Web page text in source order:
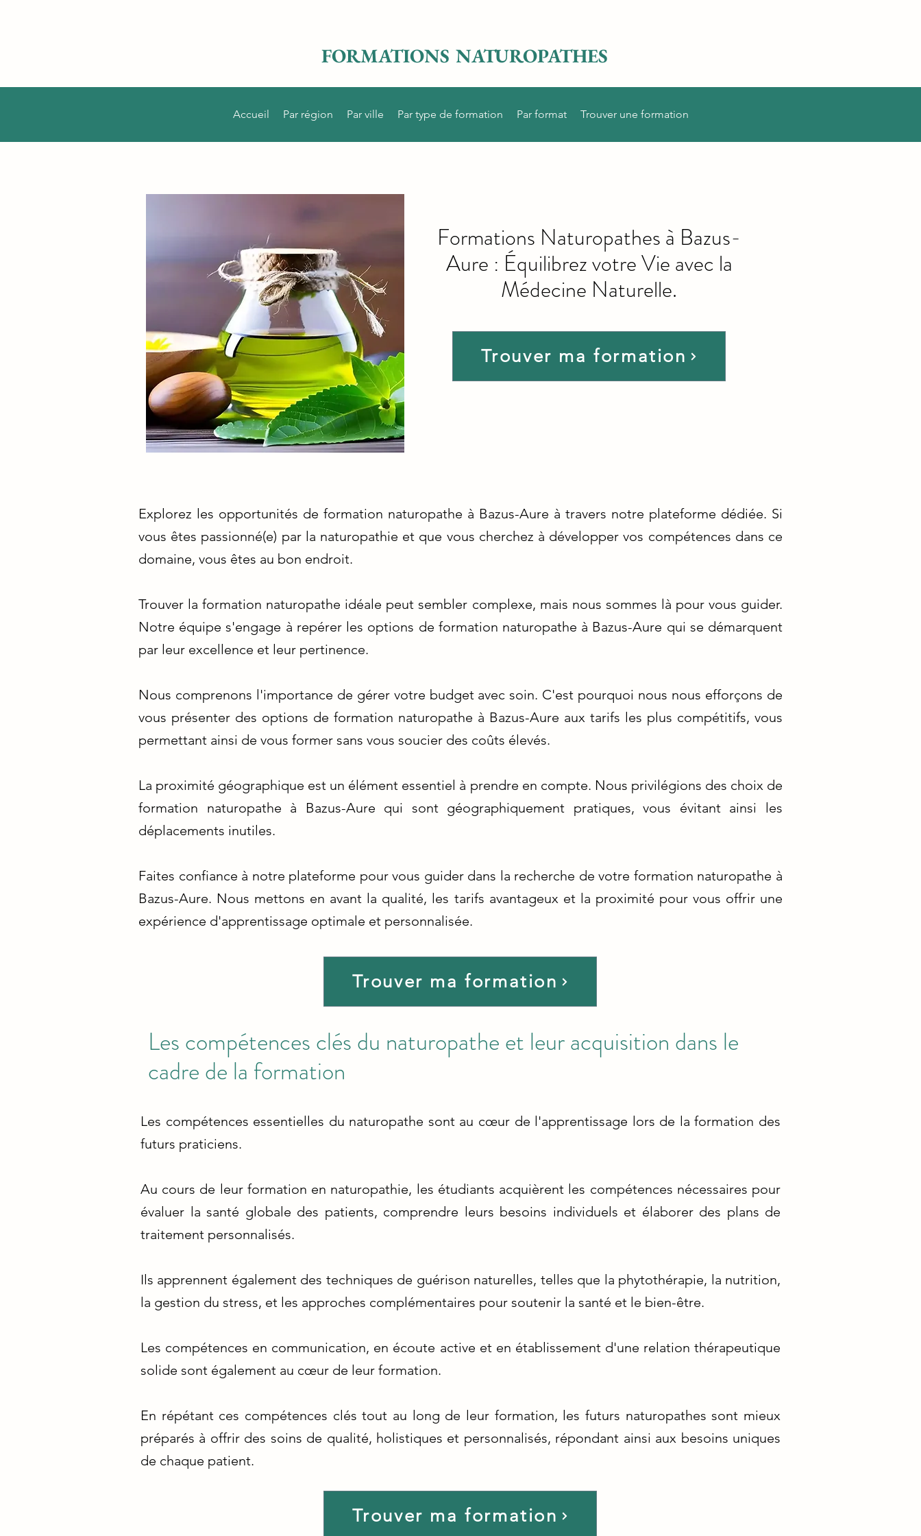
FORMATIONS NATUROPATHES
Accueil Par région Par ville Par type de formation Par format Trouver une formation
Trouver ma formation
Formations Naturopathes à Bazus-
Aure : Équilibrez votre Vie avec la
Médecine Naturelle.
Explorez les opportunités de formation naturopathe à Bazus-Aure à travers notre plateforme dédiée. Si
vous êtes passionné(e) par la naturopathie et que vous cherchez à développer vos compétences dans ce
domaine, vous êtes au bon endroit.
Trouver la formation naturopathe idéale peut sembler complexe, mais nous sommes là pour vous guider.
Notre équipe s'engage à repérer les options de formation naturopathe à Bazus-Aure qui se démarquent
par leur excellence et leur pertinence.
Nous comprenons l'importance de gérer votre budget avec soin. C'est pourquoi nous nous efforçons de
vous présenter des options de formation naturopathe à Bazus-Aure aux tarifs les plus compétitifs, vous
permettant ainsi de vous former sans vous soucier des coûts élevés.
La proximité géographique est un élément essentiel à prendre en compte. Nous privilégions des choix de
formation naturopathe à Bazus-Aure qui sont géographiquement pratiques, vous évitant ainsi les
déplacements inutiles.
Faites confiance à notre plateforme pour vous guider dans la recherche de votre formation naturopathe à
Bazus-Aure. Nous mettons en avant la qualité, les tarifs avantageux et la proximité pour vous offrir une
expérience d'apprentissage optimale et personnalisée.
Trouver ma formation
Les compétences clés du naturopathe et leur acquisition dans le
cadre de la formation
Les compétences essentielles du naturopathe sont au cœur de l'apprentissage lors de la formation des
futurs praticiens.
Au cours de leur formation en naturopathie, les étudiants acquièrent les compétences nécessaires pour
évaluer la santé globale des patients, comprendre leurs besoins individuels et élaborer des plans de
traitement personnalisés.
Ils apprennent également des techniques de guérison naturelles, telles que la phytothérapie, la nutrition,
la gestion du stress, et les approches complémentaires pour soutenir la santé et le bien-être.
Les compétences en communication, en écoute active et en établissement d'une relation thérapeutique
solide sont également au cœur de leur formation.
En répétant ces compétences clés tout au long de leur formation, les futurs naturopathes sont mieux
préparés à offrir des soins de qualité, holistiques et personnalisés, répondant ainsi aux besoins uniques
de chaque patient.
Trouver ma formation